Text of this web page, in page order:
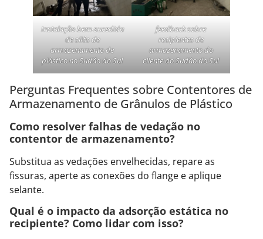
Instalação bem-sucedida
de silós de
armazenamento de
plástico no Sudão do Sul
feedback sobre
recipientes de
armazenamento do
cliente do Sudão do Sul
Perguntas Frequentes sobre Contentores de
Armazenamento de Grânulos de Plástico
Como resolver falhas de vedação no
contentor de armazenamento?
Substitua as vedações envelhecidas, repare as
fissuras, aperte as conexões do flange e aplique
selante.
Qual é o impacto da adsorção estática no
recipiente? Como lidar com isso?